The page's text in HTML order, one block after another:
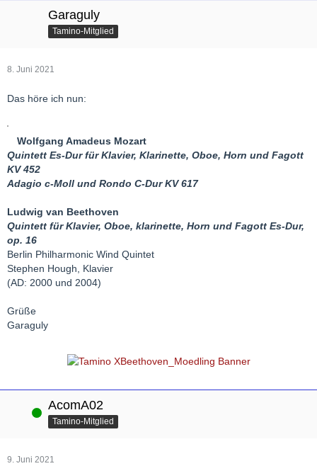
Garaguly
Tamino-Mitglied
8. Juni 2021
Das höre ich nun:
Wolfgang Amadeus Mozart
Quintett Es-Dur für Klavier, Klarinette, Oboe, Horn und Fagott
KV 452
Adagio c-Moll und Rondo C-Dur KV 617
Ludwig van Beethoven
Quintett für Klavier, Oboe, klarinette, Horn und Fagott Es-Dur,
op. 16
Berlin Philharmonic Wind Quintet
Stephen Hough, Klavier
(AD: 2000 und 2004)
Grüße
Garaguly
Online AcomA02
Tamino-Mitglied
9. Juni 2021